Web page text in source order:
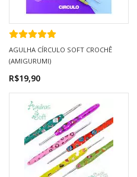
AGULHA CÍRCULO SOFT CROCHÊ
(AMIGURUMI)
R$19,90